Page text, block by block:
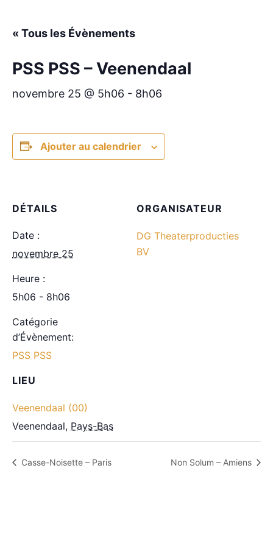
« Tous les Évènements
PSS PSS – Veenendaal
novembre 25 @ 5h06 - 8h06
Ajouter au calendrier
DÉTAILS
Date :
novembre 25
Heure :
5h06 - 8h06
Catégorie
d’Évènement:
PSS PSS
LIEU
Veenendaal (00)
Veenendaal, Pays-Bas
ORGANISATEUR
DG Theaterproducties
BV
Casse-Noisette – Paris Non Solum – Amiens